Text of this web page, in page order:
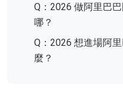
Q：2026 做阿里巴
哪？
Q：2026 想進場阿
麼？